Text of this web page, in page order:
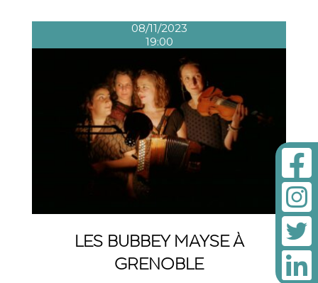
08/11/2023
19:00
LES BUBBEY MAYSE À
GRENOBLE